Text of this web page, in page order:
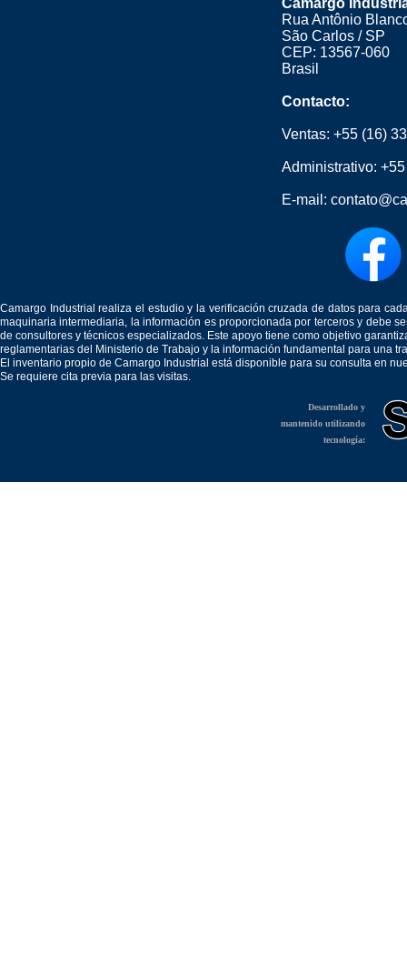
Camargo
Rua Antônio
São Carlos / SP
CEP: 13567-060
Brasil
Contacto:
Ventas: +55 (16)
Administrativo:
E-mail:
Camargo Industrial realiza el estudio y la verificación cruzada de datos para
maquinaria intermediaria, la información es proporcionada por terceros y debe
de consultores y técnicos especializados. Este apoyo tiene como objetivo
reglamentarias del Ministerio de Trabajo y la información fundamental para una
El inventario propio de Camargo Industrial está disponible para su consulta en
Se requiere cita previa para las visitas.
Desarrollado y
mantenido utilizando
tecnología: